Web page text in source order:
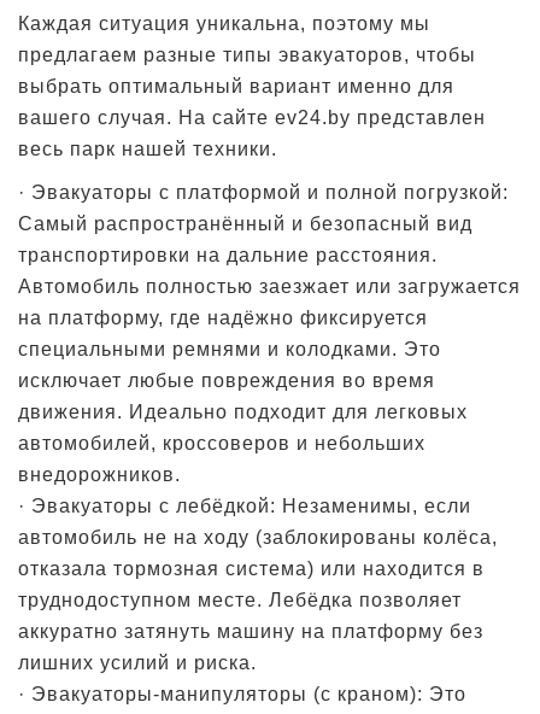
Каждая ситуация уникальна, поэтому мы
предлагаем разные типы эвакуаторов, чтобы
выбрать оптимальный вариант именно для
вашего случая. На сайте ev24.by представлен
весь парк нашей техники.
· Эвакуаторы с платформой и полной погрузкой:
Самый распространённый и безопасный вид
транспортировки на дальние расстояния.
Автомобиль полностью заезжает или загружается
на платформу, где надёжно фиксируется
специальными ремнями и колодками. Это
исключает любые повреждения во время
движения. Идеально подходит для легковых
автомобилей, кроссоверов и небольших
внедорожников.
· Эвакуаторы с лебёдкой: Незаменимы, если
автомобиль не на ходу (заблокированы колёса,
отказала тормозная система) или находится в
труднодоступном месте. Лебёдка позволяет
аккуратно затянуть машину на платформу без
лишних усилий и риска.
· Эвакуаторы-манипуляторы (с краном): Это